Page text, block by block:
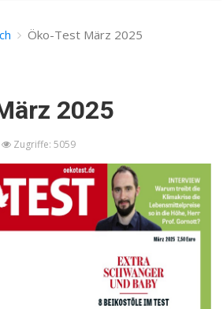
Öko-Test März 2025
2025
Zugriffe: 5059